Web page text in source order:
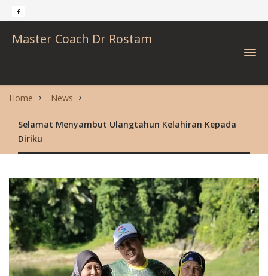
Master Coach Dr Rostam
Home News
Selamat Menyambut Ulangtahun Kelahiran Kepada
Diriku